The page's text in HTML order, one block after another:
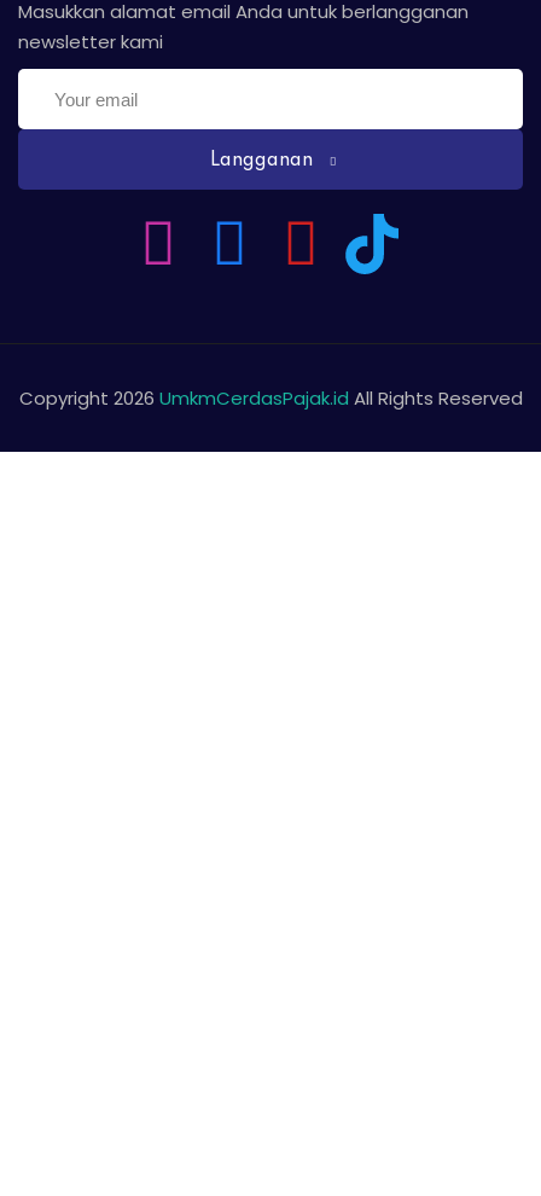
Masukkan alamat email Anda untuk berlangganan
newsletter kami
Langganan
Copyright 2026 UmkmCerdasPajak.id All Rights Reserved